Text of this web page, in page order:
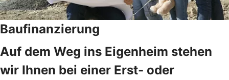
Baufinanzierung
Auf dem Weg ins Eigenheim stehen
wir Ihnen bei einer Erst- oder